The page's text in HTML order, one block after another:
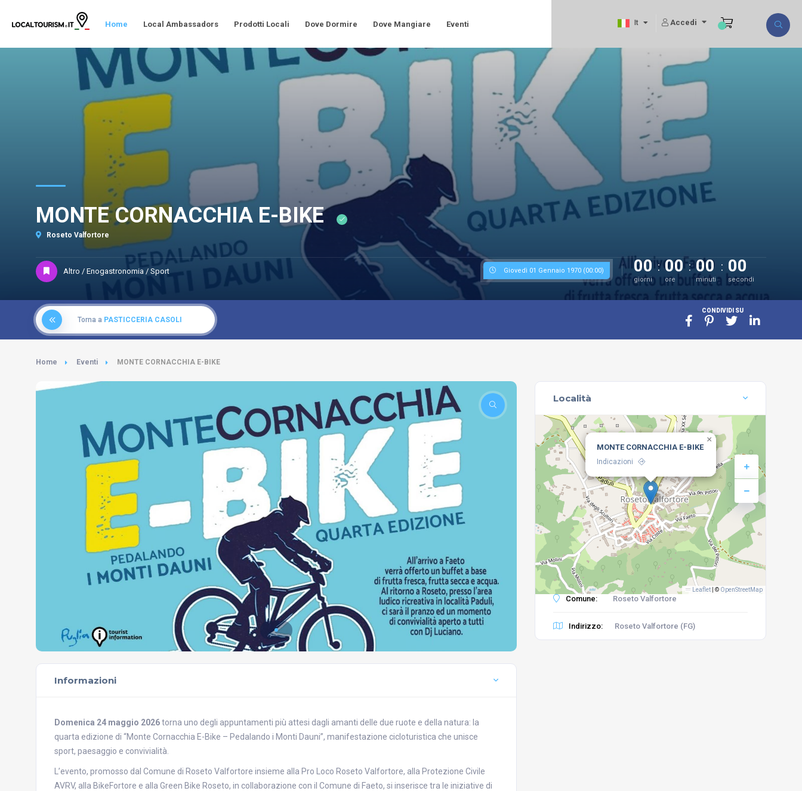
Accedi
It
Home Local Ambassadors Prodotti Locali Dove Dormire Dove Mangiare Eventi
MONTE CORNACCHIA E-BIKE
Roseto Valfortore
Altro / Enogastronomia / Sport 00
giorni
00
ore
00
minuti
00
secondi
Giovedì 01 Gennaio 1970 (00:00)
Torna a PASTICCERIA CASOLI
CONDIVIDI SU
Home Eventi MONTE CORNACCHIA E-BIKE
Informazioni
Domenica 24 maggio 2026torna uno degli appuntamenti più attesi dagli amanti delle due ruote e della natura: la
quarta edizione di “Monte Cornacchia E-Bike – Pedalando i Monti Dauni”, manifestazione cicloturistica che unisce
sport, paesaggio e convivialità.
L’evento, promosso dal Comune di Roseto Valfortore insieme alla Pro Loco Roseto Valfortore, alla Protezione Civile
AVRV, alla BikeFortore e alla Green Bike Roseto, in collaborazione con il Comune di Faeto, si inserisce tra le iniziative di
Località
MONTE CORNACCHIA E-BIKE
Indicazioni
×
Leaflet © OpenStreetMap
Comune: Roseto Valfortore
Indirizzo: Roseto Valfortore (FG)